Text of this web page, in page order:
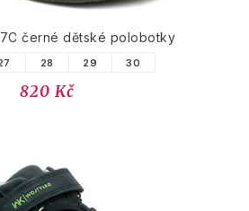
černé dětské polobotky
28 29 30
820 Kč